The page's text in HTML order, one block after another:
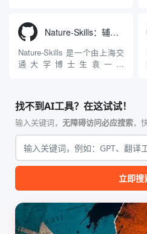
Windows 平台。当用户使用桌
面版 Gemini 客户端或
Antigravity IDE ...
Nature-Skills：辅助撰写学术论文和绘制科研图表的智能体插件
Nature-Skills 是一个由上海交
通大学博士生袁一哲
合，专为顶级学术期刊（如
Nature、Science、Cell 等）
的论文撰写与发表流程设计。
该工具集以智能体插...
找不到AI工具？在这试试！
输入关键词， 无障碍访问必应搜索，
立即搜